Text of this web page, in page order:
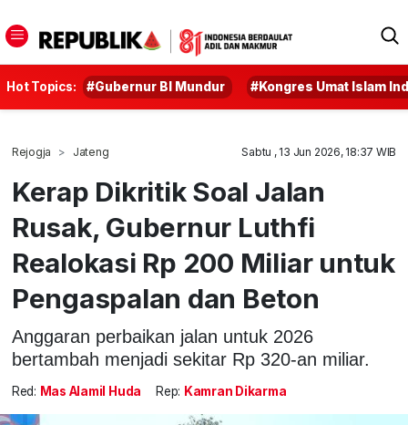
Hot Topics: #Gubernur BI Mundur #Kongres Umat Islam
Rejogja Jateng Sabtu , 13 Jun 2026, 18:37 WIB
Kerap Dikritik Soal Jalan
Rusak, Gubernur Luthfi
Realokasi Rp 200 Miliar untuk
Pengaspalan dan Beton
Anggaran perbaikan jalan untuk 2026
bertambah menjadi sekitar Rp 320-an miliar.
Red: Mas Alamil Huda Rep: Kamran Dikarma